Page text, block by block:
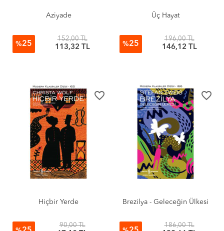
Aziyade
%25
152,00 TL
113,32 TL
Üç Hayat
%25
196,00 TL
146,12 TL
favorite_border
Hiçbir Yerde
90,00 TL
favorite_border
Brezilya - Geleceğin Ülkesi
186,00 TL